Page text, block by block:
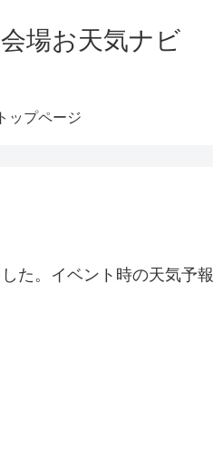
場お天気ナビ
トップページ
た。イベント時の天気予報